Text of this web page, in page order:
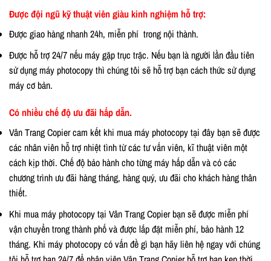
Được đội ngũ kỹ thuật viên giàu kinh nghiệm hỗ trợ:
Được giao hàng nhanh 24h, miễn phí trong nội thành.
Được hỗ trợ 24/7 nếu máy gặp trục trặc. Nếu bạn là người lần đầu tiên
sử dụng máy photocopy thì chúng tôi sẽ hỗ trợ bạn cách thức sử dụng
máy cơ bản.
Có nhiều chế độ ưu đãi hấp dẫn.
Vân Trang Copier cam kết khi mua máy photocopy tại đây bạn sẽ được
các nhân viên hỗ trợ nhiệt tình từ các tư vấn viên, kĩ thuật viên một
cách kịp thời. Chế độ bảo hành cho từng máy hấp dẫn và có các
chương trình ưu đãi hàng tháng, hàng quý, ưu đãi cho khách hàng thân
thiết.
Khi mua máy photocopy tại Vân Trang Copier bạn sẽ được miễn phí
vận chuyển trong thành phố và được lắp đặt miễn phí, bảo hành 12
tháng. Khi máy photocopy có vấn đề gì bạn hãy liên hệ ngay với chúng